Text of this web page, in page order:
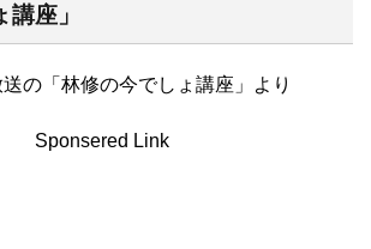
座」
の「林修の今でしょ講座」より
Sponsered Link